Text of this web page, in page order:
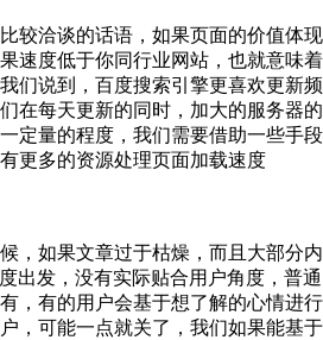
洽谈的话语，如果页面的价值体现
速度低于你同行业网站，也就意味着
们说到，百度搜索引擎更喜欢更新频
在每天更新的同时，加大的服务器的
定量的程度，我们需要借助一些手段
更多的资源处理页面加载速度
如果文章过于枯燥，而且大部分内
出发，没有实际贴合用户角度，普通
，有的用户会基于想了解的心情进行
，可能一点就关了，我们如果能基于